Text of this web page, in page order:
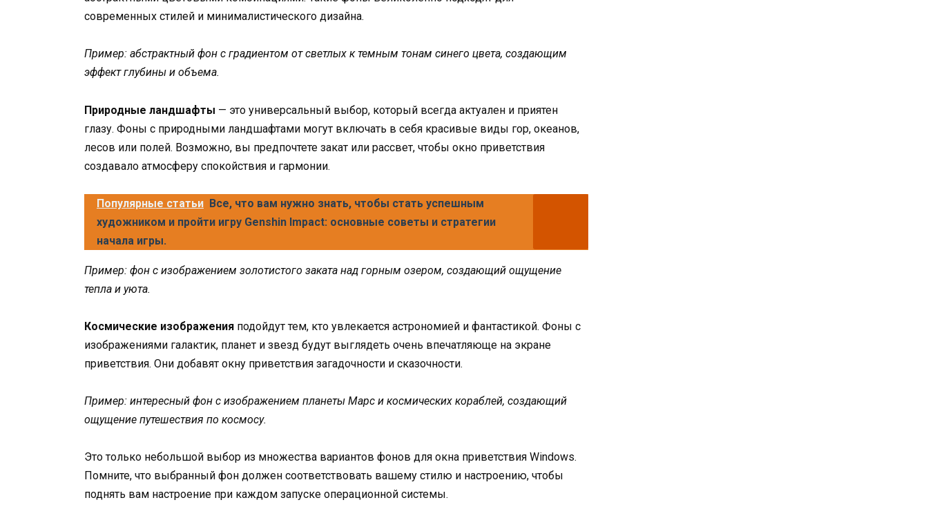
современных стилей и минималистического дизайна.
Пример: абстрактный фон с градиентом от светлых к темным тонам синего цвета, создающим
эффект глубины и объема.
Природные ландшафты — это универсальный выбор, который всегда актуален и приятен
глазу. Фоны с природными ландшафтами могут включать в себя красивые виды гор, океанов,
лесов или полей. Возможно, вы предпочтете закат или рассвет, чтобы окно приветствия
создавало атмосферу спокойствия и гармонии.
Популярные статьи Все, что вам нужно знать, чтобы стать успешным
художником и пройти игру Genshin Impact: основные советы и стратегии
начала игры.
Пример: фон с изображением золотистого заката над горным озером, создающий ощущение
тепла и уюта.
Космические изображения подойдут тем, кто увлекается астрономией и фантастикой. Фоны с
изображениями галактик, планет и звезд будут выглядеть очень впечатляюще на экране
приветствия. Они добавят окну приветствия загадочности и сказочности.
Пример: интересный фон с изображением планеты Марс и космических кораблей, создающий
ощущение путешествия по космосу.
Это только небольшой выбор из множества вариантов фонов для окна приветствия Windows.
Помните, что выбранный фон должен соответствовать вашему стилю и настроению, чтобы
поднять вам настроение при каждом запуске операционной системы.